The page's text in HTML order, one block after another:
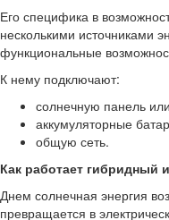
Его специфика в
несколькими источниками
функциональные
К нему подключают:
солнечную панель
аккумуляторные
общую сеть.
Как работает гибридный
Днем солнечная энергия
превращается в